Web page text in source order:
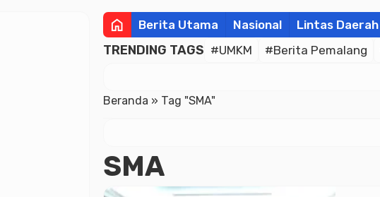
home Berita Utama Nasional Lintas Daerah
TRENDING TAGS #UMKM #Berita Pemalang
Beranda » Tag "SMA"
SMA